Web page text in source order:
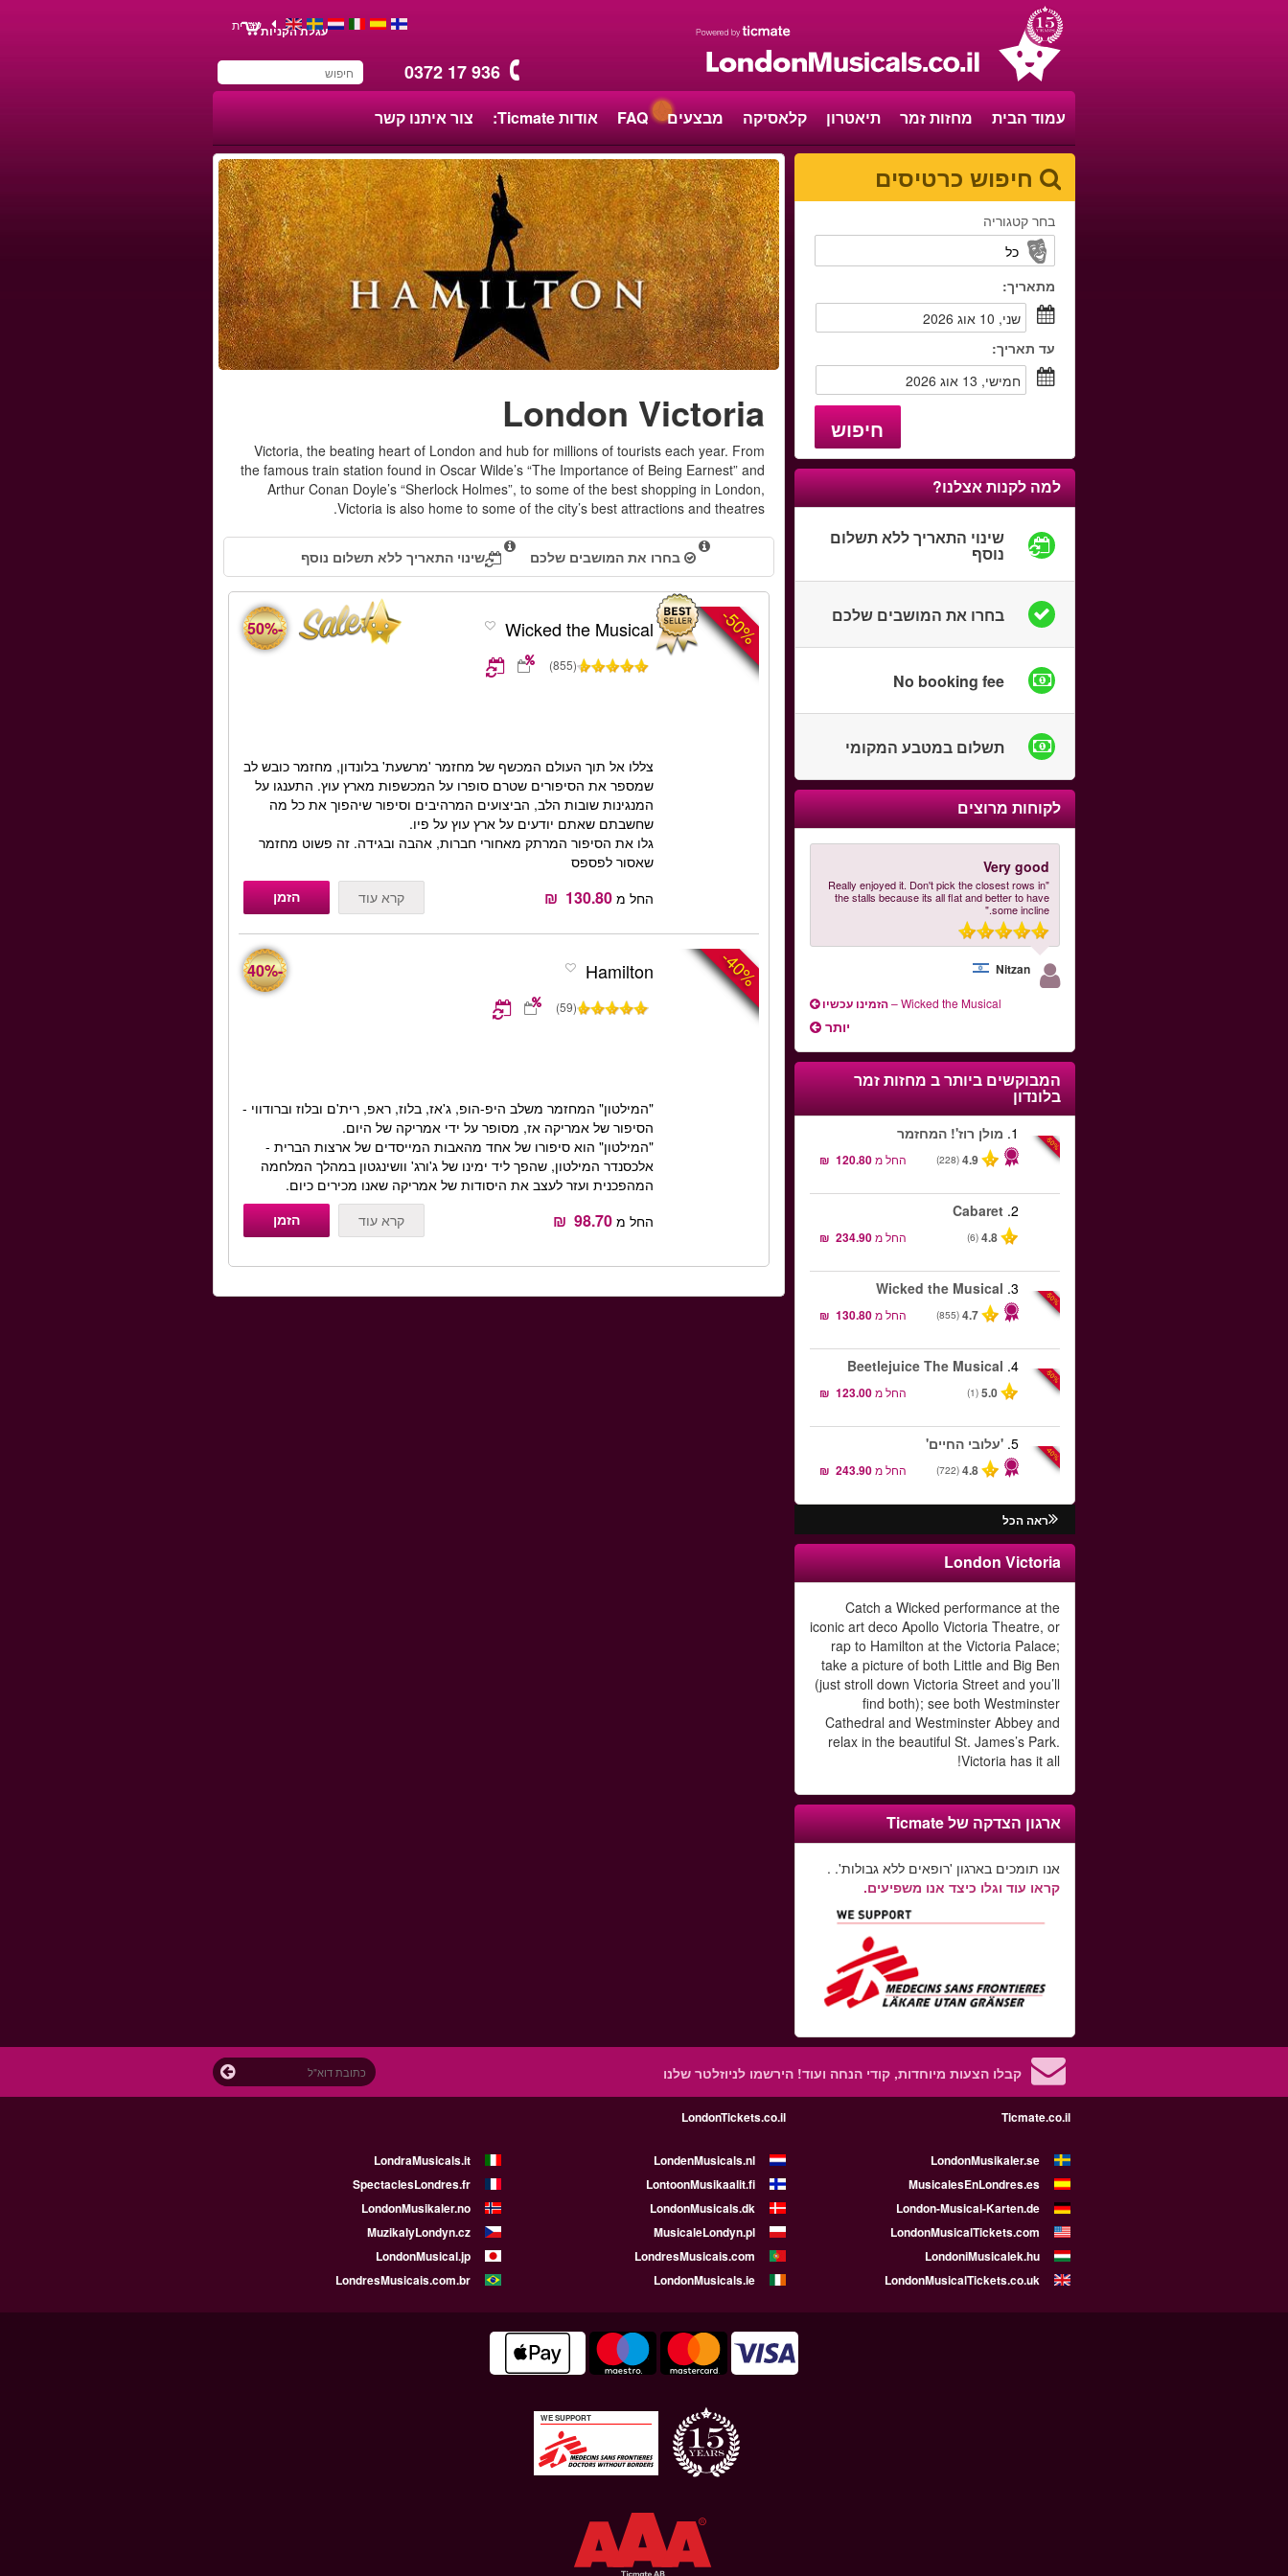
0372 17 936
עגלת הקניותעברית
עמוד הבית מחזות זמר תיאטרון קלאסיקה מבצעים FAQ אודות Ticmate: צור איתנו קשר
You have saved this
product in your list
חיפוש כרטיסים
בחר קטגוריה
מתאריך:
שני, 10 אוג 2026
עד תאריך:
חמישי, 13 אוג 2026
חיפוש
למה לקנות אצלנו?
שינוי התאריך ללא תשלום
נוסף
בחרו את המושבים שלכם
No booking fee
תשלום במטבע המקומי
לקוחות מרוצים
Very good
"Really enjoyed it. Don't pick the closest rows in
the stalls because its all flat and better to have
some incline."
Nitzan
Wicked the Musical
–הזמינו עכשיו
יותר
המבוקשים ביותר במחזות זמר
בלונדון
-50%
1. מולן רוז'! המחזמר
4.9
(228) החל מ‏120.80 ‏ ₪
2.
Cabaret
4.8
(6) החל מ‏234.90 ‏ ₪
-50%
3.
Wicked the Musical
4.7
(855) החל מ‏130.80 ‏ ₪
-50%
4.
Beetlejuice The Musical
5.0
(1) החל מ‏123.00 ‏ ₪
-40%
5. 'עלובי החיים'
4.8
(722) החל מ‏243.90 ‏ ₪
ראה הכל
London Victoria
Catch a Wicked performance at the
iconic art deco Apollo Victoria Theatre, or
rap to Hamilton at the Victoria Palace;
take a picture of both Little and Big Ben
(just stroll down Victoria Street and you’ll
find both); see both Westminster
Cathedral and Westminster Abbey and
relax in the beautiful St. James’s Park.
Victoria has it all!
ארגון הצדקה של Ticmate
אנו תומכים בארגון 'רופאים ללא גבולות'. .
קראו עוד וגלו כיצד אנו משפיעים.
London Victoria
Victoria, the beating heart of London and hub for millions of tourists each year. From
the famous train station found in Oscar Wilde’s “The Importance of Being Earnest” and
Arthur Conan Doyle’s “Sherlock Holmes”, to some of the best shopping in London,
Victoria is also home to some of the city’s best attractions and theatres.
בחרו את המושבים שלכם שינוי התאריך ללא תשלום נוסף
-50%
Wicked the Musical
(855)
-50%
צללו אל תוך העולם המכשף של מחזמר 'מרשעת' בלונדון, מחזמר כובש לב
שמספר את הסיפורים שטרם סופרו על המכשפות מארץ עוץ. התענגו על
המנגינות שובות הלב, הביצועים המרהיבים וסיפור שיהפוך את כל מה
שחשבתם שאתם יודעים על ארץ עוץ על פיו.
גלו את הסיפור המרתק מאחורי חברות, אהבה ובגידה. זה פשוט מחזמר
שאסור לפספס
החל מ ‏130.80 ‏ ₪ קרא עוד הזמן
-40%
Hamilton
(59)
-40%
"המילטון" המחזמר משלב היפ-הופ, ג'אז, בלוז, ראפ, רית'ם ובלוז וברודווי -
הסיפור של אמריקה אז, מסופר על ידי אמריקה של היום.
"המילטון" הוא סיפורו של אחד מהאבות המייסדים של ארצות הברית -
אלכסנדר המילטון, שהפך ליד ימינו של ג'ורג' וושינגטון במהלך המלחמה
המהפכנית ועזר לעצב את היסודות של אמריקה שאנו מכירים כיום.
החל מ ‏98.70 ‏ ₪ קרא עוד הזמן
קבלו הצעות מיוחדות, קודי הנחה ועוד! הירשמו לניוזלטר שלנו
Ticmate.co.il
LondonTickets.co.il
LondonMusikaler.se
LondenMusicals.nl
LondraMusicals.it
MusicalesEnLondres.es
LontoonMusikaalit.fi
SpectaclesLondres.fr
London-Musical-Karten.de
LondonMusicals.dk
LondonMusikaler.no
LondonMusicalTickets.com
MusicaleLondyn.pl
MuzikalyLondyn.cz
LondoniMusicalek.hu
LondresMusicais.com
LondonMusical.jp
LondonMusicalTickets.co.uk
LondonMusicals.ie
LondresMusicais.com.br
WE SUPPORT